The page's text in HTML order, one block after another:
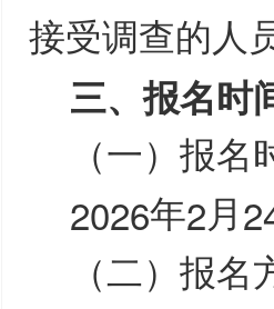
接受调查的人
三、报名时
（一）报名
2026年2月
（二）报名